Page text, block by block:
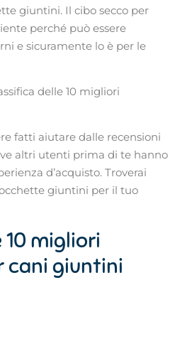
giuntini. Il cibo secco per
perché può essere
e sicuramente lo è per le
delle 10 migliori
fatti aiutare dalle recensioni
altri utenti prima di te hanno
d’acquisto. Troverai
giuntini per il tuo
10 migliori
cani giuntini